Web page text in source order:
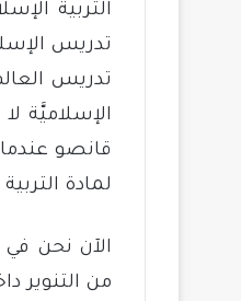
التربية
تدريس
تدريس
الإسلاميَّة
قانصو
لمادة
الآن نحن في
من التنوير